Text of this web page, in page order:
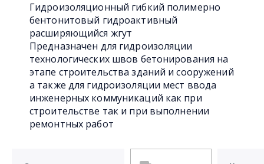
Гидроизоляционный гибкий полимерно
бентонитовый гидроактивный
расширяющийся жгут
Предназначен для гидроизоляции
технологических швов бетонирования на
этапе строительства зданий и сооружений
а также для гидроизоляции мест ввода
инженерных коммуникаций как при
строительстве так и при выполнении
ремонтных работ